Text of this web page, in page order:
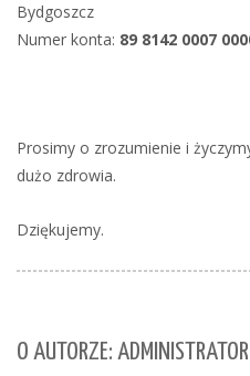
Bydgoszcz
Numer konta: 89 8142 0007
Prosimy o zrozumienie i
dużo zdrowia.
Dziękujemy.
O AUTORZE: ADMINISTRATOR